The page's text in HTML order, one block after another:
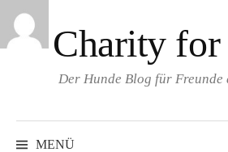
Springe
zum
Inhalt Charity for
Der Hunde Blog für Freunde
MENÜ